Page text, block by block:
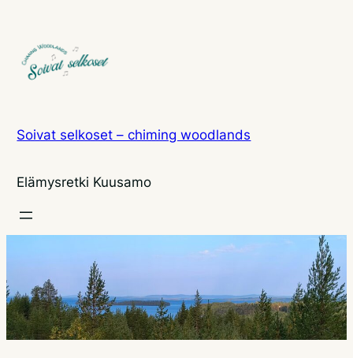
Soivat selkoset – chiming woodlands
Elämysretki Kuusamo